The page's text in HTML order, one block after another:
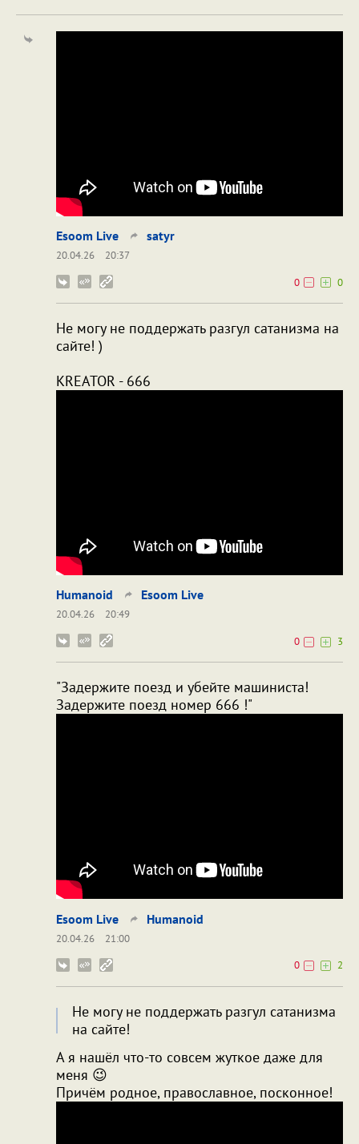
Esoom Live satyr
20.04.26
20:37
0
0
Не могу не поддержать разгул сатанизма на
сайте! )
KREATOR - 666
Humanoid Esoom Live
20.04.26
20:49
0
3
"Задержите поезд и убейте машиниста!
Задержите поезд номер 666 !"
Esoom Live Humanoid
20.04.26
21:00
0
2
Не могу не поддержать разгул сатанизма
на сайте!
А я нашёл что-то совсем жуткое даже для
меня 😉
Причём родное, православное, посконное!